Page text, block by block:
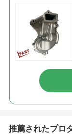
推薦されたプロ